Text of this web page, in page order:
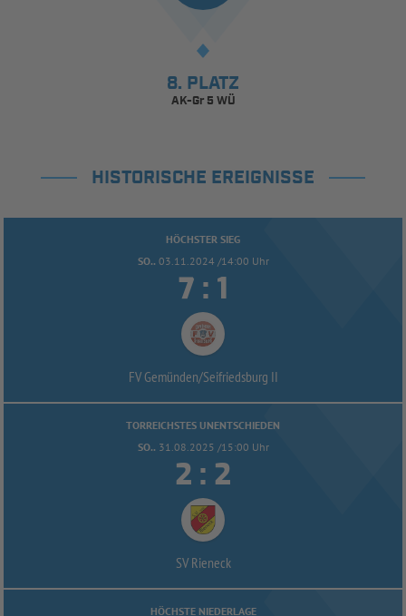
8. PLATZ
AK-Gr 5 WÜ
HISTORISCHE EREIGNISSE
HÖCHSTER SIEG
SO.. 03.11.2024 /14:00 Uhr
 : 
FV Gemünden/Seifriedsburg II
TORREICHSTES UNENTSCHIEDEN
SO.. 31.08.2025 /15:00 Uhr
 : 
SV Rieneck
HÖCHSTE NIEDERLAGE